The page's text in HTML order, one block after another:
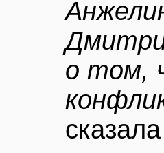
о том,